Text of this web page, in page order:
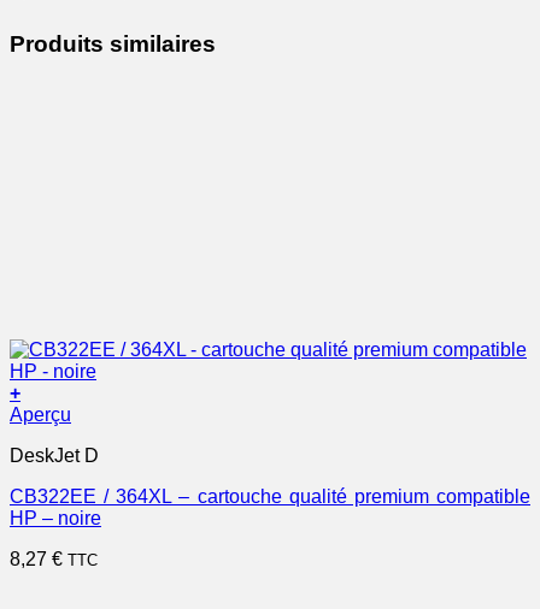
Produits similaires
+
Aperçu
DeskJet D
CB322EE / 364XL – cartouche qualité premium compatible
HP – noire
8,27 € TTC